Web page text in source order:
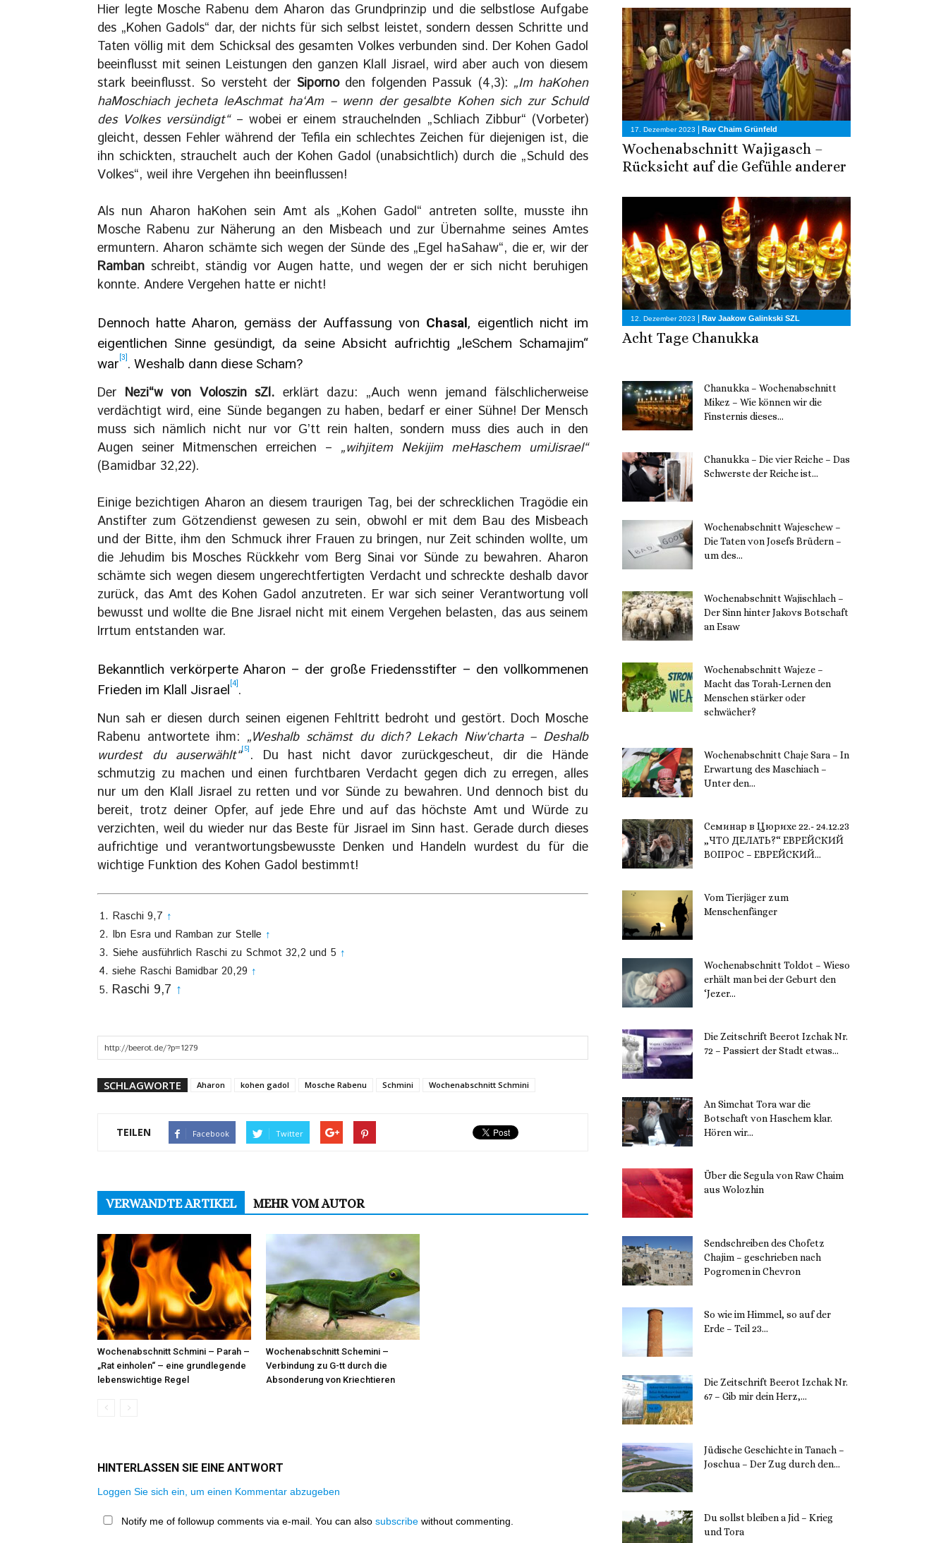
Hier legte Mosche Rabenu dem Aharon das Grundprinzip und die selbstlose Aufgabe
des „Kohen Gadols“ dar, der nichts für sich selbst leistet, sondern dessen Schritte und
Taten völlig mit dem Schicksal des gesamten Volkes verbunden sind. Der Kohen Gadol
beeinflusst mit seinen Leistungen den ganzen Klall Jisrael, wird aber auch von diesem
stark beeinflusst. So versteht der Sipornoden folgenden Passuk (4,3): „Im haKohen
haMoschiach jecheta leAschmat ha‘Am – wenn der gesalbte Kohen sich zur Schuld
des Volkes versündigt“– wobei er einem strauchelnden „Schliach Zibbur“ (Vorbeter)
gleicht, dessen Fehler während der Tefila ein schlechtes Zeichen für diejenigen ist, die
ihn schickten, strauchelt auch der Kohen Gadol (unabsichtlich) durch die „Schuld des
Volkes“, weil ihre Vergehen ihn beeinflussen!
Als nun Aharon haKohen sein Amt als „Kohen Gadol“ antreten sollte, musste ihn
Mosche Rabenu zur Näherung an den Misbeach und zur Übernahme seines Amtes
ermuntern. Aharon schämte sich wegen der Sünde des „Egel haSahaw“, die er, wir der
Ramban schreibt, ständig vor Augen hatte, und wegen der er sich nicht beruhigen
konnte. Andere Vergehen hatte er nicht!
Dennoch hatte Aharon, gemäss der Auffassung von Chasal, eigentlich nicht im
eigentlichen Sinne gesündigt, da seine Absicht aufrichtig „leSchem Schamajim“
war [3] . Weshalb dann diese Scham?
Der Nezi“w von Voloszin sZl. erklärt dazu: „Auch wenn jemand fälschlicherweise
verdächtigt wird, eine Sünde begangen zu haben, bedarf er einer Sühne! Der Mensch
muss sich nämlich nicht nur vor G’tt rein halten, sondern muss dies auch in den
Augen seiner Mitmenschen erreichen – „wihjitem Nekijim meHaschem umiJisrael“
(Bamidbar 32,22).
Einige bezichtigen Aharon an diesem traurigen Tag, bei der schrecklichen Tragödie ein
Anstifter zum Götzendienst gewesen zu sein, obwohl er mit dem Bau des Misbeach
und der Bitte, ihm den Schmuck ihrer Frauen zu bringen, nur Zeit schinden wollte, um
die Jehudim bis Mosches Rückkehr vom Berg Sinai vor Sünde zu bewahren. Aharon
schämte sich wegen diesem ungerechtfertigten Verdacht und schreckte deshalb davor
zurück, das Amt des Kohen Gadol anzutreten. Er war sich seiner Verantwortung voll
bewusst und wollte die Bne Jisrael nicht mit einem Vergehen belasten, das aus seinem
Irrtum entstanden war.
Bekanntlich verkörperte Aharon – der große Friedensstifter – den vollkommenen
Frieden im Klall Jisrael [4] .
Nun sah er diesen durch seinen eigenen Fehltritt bedroht und gestört. Doch Mosche
Rabenu antwortete ihm:„Weshalb schämst du dich? Lekach Niw‘charta – Deshalb
wurdest du auserwählt“[5] . Du hast nicht davor zurückgescheut, dir die Hände
schmutzig zu machen und einen furchtbaren Verdacht gegen dich zu erregen, alles
nur um den Klall Jisrael zu retten und vor Sünde zu bewahren. Und dennoch bist du
bereit, trotz deiner Opfer, auf jede Ehre und auf das höchste Amt und Würde zu
verzichten, weil du wieder nur das Beste für Jisrael im Sinn hast. Gerade durch dieses
aufrichtige und verantwortungsbewusste Denken und Handeln wurdest du für die
wichtige Funktion des Kohen Gadol bestimmt!
Raschi 9,7 ↑
Ibn Esra und Ramban zur Stelle ↑
Siehe ausführlich Raschi zu Schmot 32,2 und 5 ↑
siehe Raschi Bamidbar 20,29 ↑
Raschi 9,7 ↑
SCHLAGWORTE Aharon kohen gadol Mosche Rabenu Schmini Wochenabschnitt Schmini
TEILEN Facebook Twitter
VERWANDTE ARTIKEL MEHR VOM AUTOR
Wochenabschnitt Schmini – Parah –
„Rat einholen“ – eine grundlegende
lebenswichtige Regel
Wochenabschnitt Schemini –
Verbindung zu G-tt durch die
Absonderung von Kriechtieren
HINTERLASSEN SIE EINE ANTWORT
Loggen Sie sich ein, um einen Kommentar abzugeben
Notify me of followup comments via e-mail. You can also subscribe without commenting.
17. Dezember 2023 | Rav Chaim Grünfeld
Wochenabschnitt Wajigasch –
Rücksicht auf die Gefühle anderer
12. Dezember 2023 | Rav Jaakow Galinkski SZL
Acht Tage Chanukka
Chanukka – Wochenabschnitt
Mikez – Wie können wir die
Finsternis dieses...
Chanukka – Die vier Reiche – Das
Schwerste der Reiche ist...
Wochenabschnitt Wajeschew –
Die Taten von Josefs Brüdern –
um des...
Wochenabschnitt Wajischlach –
Der Sinn hinter Jakovs Botschaft
an Esaw
Wochenabschnitt Wajeze –
Macht das Torah-Lernen den
Menschen stärker oder
schwächer?
Wochenabschnitt Chaje Sara – In
Erwartung des Maschiach –
Unter den...
Семинар в Цюрихе 22.- 24.12.23
„ЧТО ДЕЛАТЬ?“ ЕВРЕЙСКИЙ
ВОПРОС – ЕВРЕЙСКИЙ...
Vom Tierjäger zum
Menschenfänger
Wochenabschnitt Toldot – Wieso
erhält man bei der Geburt den
‘Jezer...
Die Zeitschrift Beerot Izchak Nr.
72 – Passiert der Stadt etwas...
An Simchat Tora war die
Botschaft von Haschem klar.
Hören wir...
Über die Segula von Raw Chaim
aus Wolozhin
Sendschreiben des Chofetz
Chajim – geschrieben nach
Pogromen in Chevron
So wie im Himmel, so auf der
Erde – Teil 23...
Die Zeitschrift Beerot Izchak Nr.
67 – Gib mir dein Herz,...
Jüdische Geschichte in Tanach –
Joschua – Der Zug durch den...
Du sollst bleiben a Jid – Krieg
und Tora